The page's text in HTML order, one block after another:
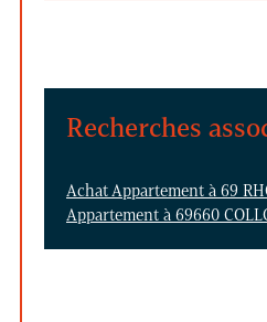
Recherches
Achat Appartement à 69
Appartement à 69660